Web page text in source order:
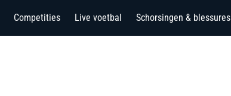
Competities Live voetbal Schorsingen & blessures